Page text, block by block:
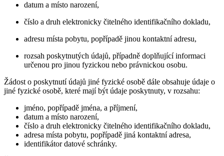
datum a místo narození,
číslo a druh elektronicky čitelného identifikačního dokladu,
adresu místa pobytu, popřípadě jinou kontaktní adresu,
rozsah poskytnutých údajů, případně doplňující informaci
určenou pro jinou fyzickou nebo právnickou osobu.
Žádost o poskytnutí údajů jiné fyzické osobě dále obsahuje údaje o
jiné fyzické osobě, které mají být údaje poskytnuty, v rozsahu:
jméno, popřípadě jména, a příjmení,
datum a místo narození,
číslo a druh elektronicky čitelného identifikačního dokladu,
adresa místa pobytu, popřípadě jiná kontaktní adresa,
identifikátor datové schránky.